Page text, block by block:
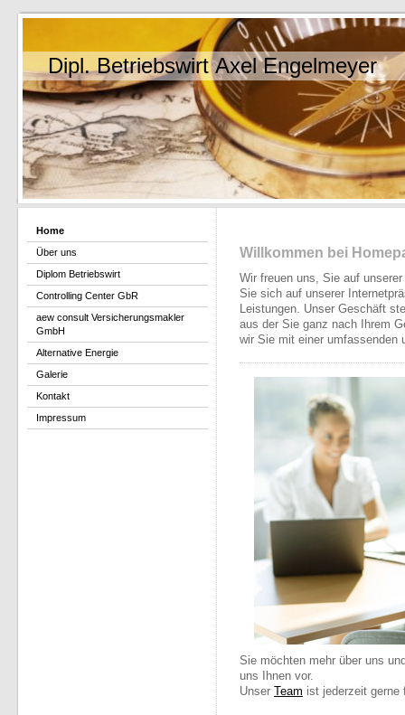
Dipl. Betriebswirt Axel Engelmeyer
Home
Über uns
Diplom Betriebswirt
Controlling Center GbR
aew consult Versicherungsmakler
GmbH
Alternative Energie
Galerie
Kontakt
Impressum
Willkommen bei
Wir freuen uns, Sie auf
Sie sich auf unserer
Leistungen. Unser Geschäft
aus der Sie ganz nach Ihrem
wir Sie mit einer
Sie möchten mehr über uns
uns Ihnen vor.
Unser
Team ist jederzeit gerne